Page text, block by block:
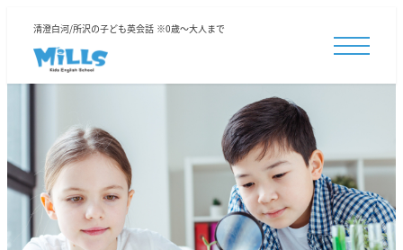
清澄白河/所沢の子ども英会話 ※0歳～大人まで